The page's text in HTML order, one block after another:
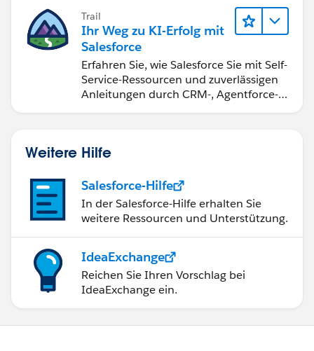
Trail
Ihr Weg zu KI-Erfolg mit
Salesforce
Erfahren Sie, wie Salesforce Sie mit Self-
Service-Ressourcen und zuverlässigen
Anleitungen durch CRM-, Agentforce-
und Datenexperten zum Erfolg führen
Weitere Hilfe
Salesforce-Hilfe
In der Salesforce-Hilfe erhalten Sie
weitere Ressourcen und Unterstützung.
IdeaExchange
Reichen Sie Ihren Vorschlag bei
IdeaExchange ein.